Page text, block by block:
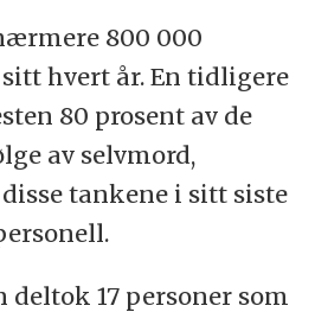
800 000
hvert år. En tidligere
80 prosent av de
av selvmord,
tankene i sitt siste
deltok 17 personer som